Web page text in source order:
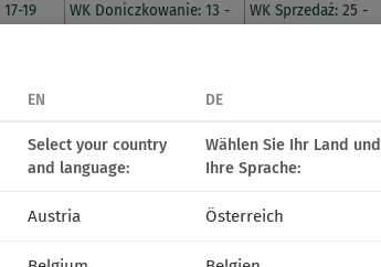
17-19
WK Doniczkowanie: 13 -
WK Sprzedaż: 25 -
EN DE
Select your country
and language:
Wählen Sie Ihr Land und
Ihre Sprache:
Austria Österreich